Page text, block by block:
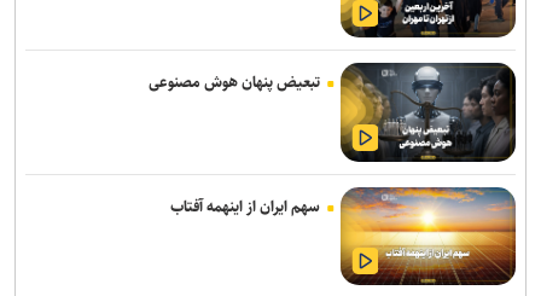
تبعیض پنهان هوش مصنوعی
سهم ایران از اینهمه آفتاب